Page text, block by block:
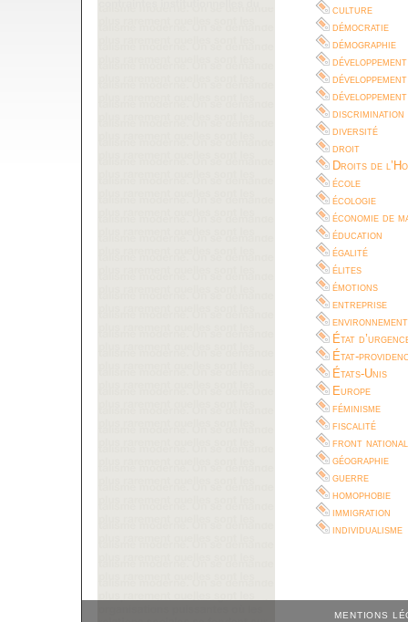
culture
démocratie
démographie
développement
discrimination
diversité
droit
Droits de
école
écologie
économie de
éducation
égalité
élites
émotions
entreprise
environnement
État
État-
États-Unis
Europe
féminisme
fiscalité
front national
géographie
guerre
homophobie
immigration
individualisme
MENTIONS